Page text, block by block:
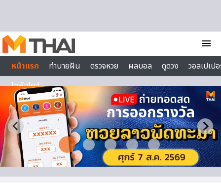
menu
หน้าแรก
ทำนายฝัน ตรวจหวย ผลบอล ดูดวง
วอลเปเป
ไลฟ์สไตล์